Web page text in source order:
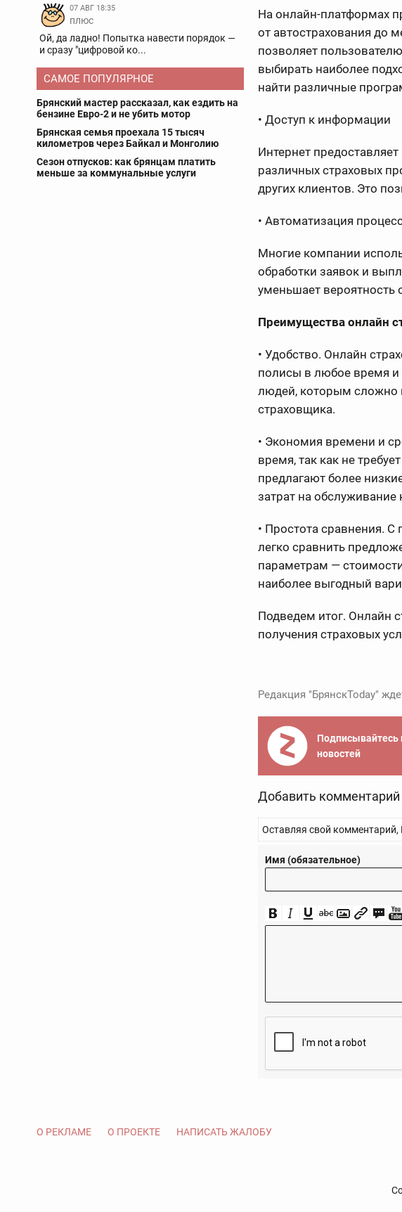
07 АВГ 18:35
плюс
Ой, да ладно! Попытка навести порядок —
и сразу "цифровой ко...
САМОЕ ПОПУЛЯРНОЕ
Брянский мастер рассказал, как ездить на
бензине Евро-2 и не убить мотор
Брянская семья проехала 15 тысяч
километров через Байкал и Монголию
Сезон отпусков: как брянцам платить
меньше за коммунальные услуги
На онлайн-платформах
от автострахования до
позволяет
выбирать наиболее
найти различные
• Доступ к информации
Интернет
различных страховых
других клиентов. Это
• Автоматизация
Многие компании
обработки заявок и
уменьшает вероятность
Преимущества онлайн
• Удобство. Онлайн
полисы в любое время и
людей, которым сложно
страховщика.
• Экономия времени и
время, так как не
предлагают более
затрат на обслуживание
• Простота сравнения.
легко сравнить
параметрам —
наиболее выгодный
Подведем итог. Онлайн
получения страховых
Редакция "БрянскToday"
Подписывайтесь
новостей
Добавить комментарий
Оставляя свой комментарий,
Имя (обязательное)
О РЕКЛАМЕ О ПРОЕКТЕ НАПИСАТЬ ЖАЛОБУ